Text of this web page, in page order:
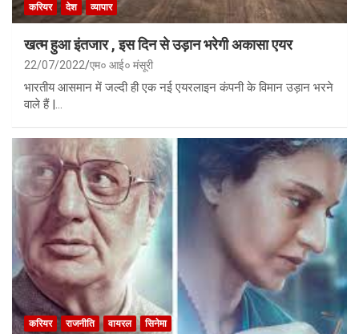
करियर देश व्यापार
खत्म हुआ इंतजार , इस दिन से उड़ान भरेगी अकासा एयर
22/07/2022 एम० आई० मंसूरी
भारतीय आसमान में जल्दी ही एक नई एयरलाइन कंपनी के विमान उड़ान भरने
वाले हैं |…
करियर राजनीति वायरल सिनेमा